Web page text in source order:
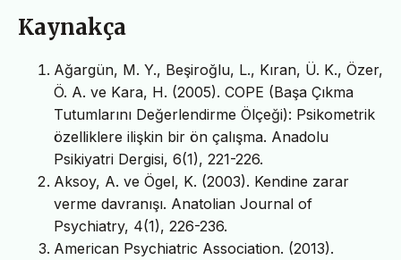
Kaynakça
Ağargün, M. Y., Beşiroğlu, L., Kıran, Ü. K., Özer,
Ö. A. ve Kara, H. (2005). COPE (Başa Çıkma
Tutumlarını Değerlendirme Ölçeği): Psikometrik
özelliklere ilişkin bir ön çalışma. Anadolu
Psikiyatri Dergisi, 6(1), 221-226.
Aksoy, A. ve Ögel, K. (2003). Kendine zarar
verme davranışı. Anatolian Journal of
Psychiatry, 4(1), 226-236.
American Psychiatric Association. (2013).